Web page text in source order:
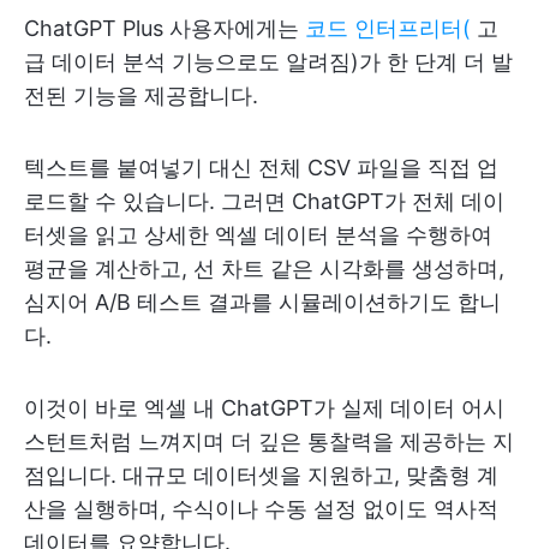
ChatGPT Plus 사용자에게는 코드 인터프리터( 고
급 데이터 분석 기능으로도 알려짐)가 한 단계 더 발
전된 기능을 제공합니다.
텍스트를 붙여넣기 대신 전체 CSV 파일을 직접 업
로드할 수 있습니다. 그러면 ChatGPT가 전체 데이
터셋을 읽고 상세한 엑셀 데이터 분석을 수행하여
평균을 계산하고, 선 차트 같은 시각화를 생성하며,
심지어 A/B 테스트 결과를 시뮬레이션하기도 합니
다.
이것이 바로 엑셀 내 ChatGPT가 실제 데이터 어시
스턴트처럼 느껴지며 더 깊은 통찰력을 제공하는 지
점입니다. 대규모 데이터셋을 지원하고, 맞춤형 계
산을 실행하며, 수식이나 수동 설정 없이도 역사적
데이터를 요약합니다.